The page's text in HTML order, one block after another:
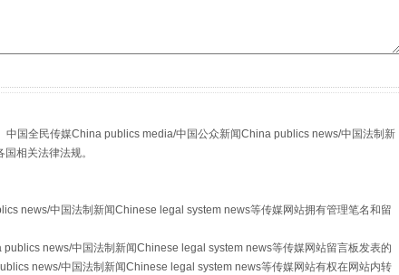
些资助
国全民传媒China publics media/中国公众新闻China publics news/中国法制新
相关法律法规。
news/中国法制新闻Chinese legal system news等传媒网站拥有管理笔名和留
news/中国法制新闻Chinese legal system news等传媒网站留言板发表的
news/中国法制新闻Chinese legal system news等传媒网站有权在网站内转